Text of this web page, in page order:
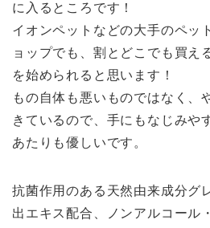
に入るところです！
イオンペットなどの大手のペッ
ョップでも、割とどこでも買え
を始められると思います！
もの自体も悪いものではなく、
きているので、手にもなじみや
あたりも優しいです。
抗菌作用のある天然由来成分グ
出エキス配合、ノンアルコール